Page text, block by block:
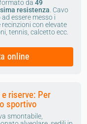
da 49
resistenza Cavo
essere messo i
con elevate
tennis, calcetto ecc.
online
riserve: Per
sportivo
smontabile,